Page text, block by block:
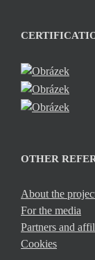
OTHER
About the
For the media
Partners and
Cookies